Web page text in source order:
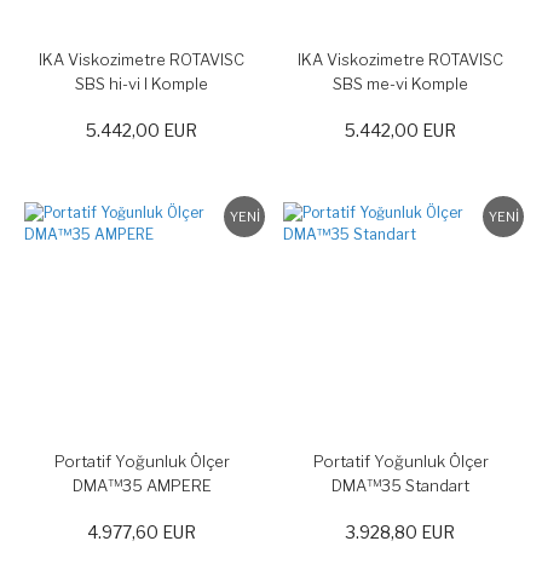
IKA Viskozimetre ROTAVISC
SBS hi-vi I Komple
5.442,00 EUR
IKA Viskozimetre ROTAVISC
SBS me-vi Komple
5.442,00 EUR
YENİ
Portatif Yoğunluk Ölçer
DMA™35 AMPERE
4.977,60 EUR
YENİ
Portatif Yoğunluk Ölçer
DMA™35 Standart
3.928,80 EUR